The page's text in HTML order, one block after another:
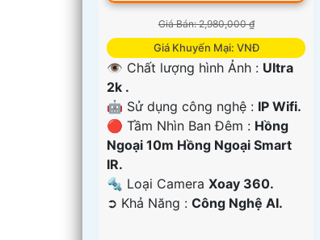
Giá Bán: 2,980,000 ₫
Giá Khuyến Mại: VNĐ
👁 Chất lượng hình Ảnh : Ultra
2k .
🤖️ Sử dụng công nghệ : IP Wifi.
🔴 Tầm Nhìn Ban Đêm : Hồng
Ngoại 10m Hồng Ngoại Smart
IR.
🔩 Loại Camera Xoay 360.
️➲ Khả Năng : Công Nghệ AI.